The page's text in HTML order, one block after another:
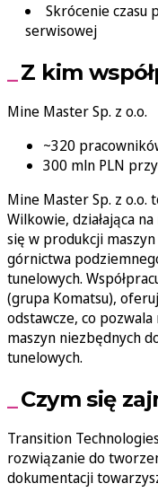
Skrócenie czasu
serwisowej
Z kim
Mine Master Sp. z o.o.
~320
300 mln PLN
Mine Master Sp. z o.o.
Wilkowie, działająca
się w produkcji
górnictwa
tunelowych.
(grupa Komatsu),
odstawcze, co
maszyn niezbędnych
tunelowych.
Czym się
Transition
rozwiązanie do
dokumentacji